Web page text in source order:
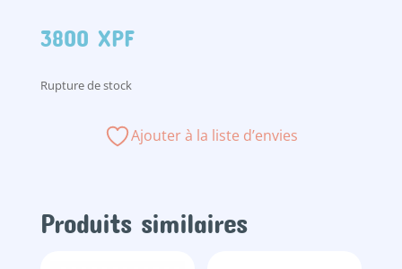
3800 XPF
Rupture de stock
Ajouter à la liste d’envies
Produits similaires